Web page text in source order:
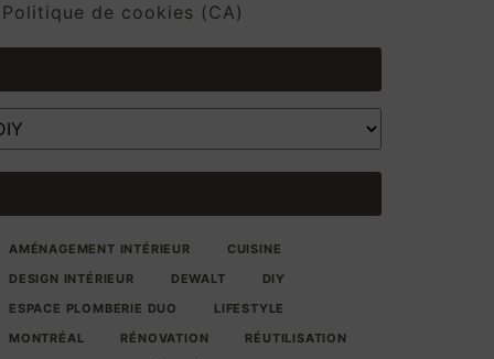
Politique de cookies (CA)
AMÉNAGEMENT INTÉRIEUR
CUISINE
DESIGN INTÉRIEUR
DEWALT
DIY
ESPACE PLOMBERIE DUO
LIFESTYLE
MONTRÉAL
RÉNOVATION
RÉUTILISATION